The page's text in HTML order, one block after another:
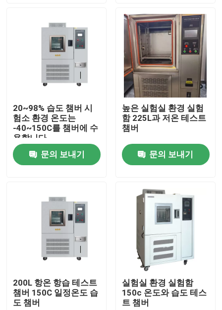
회사 소개
제품 소개
시험소 드라이어 오븐
항온 배양기
냉각 인큐베이터
내후성 챔버
20~98% 습도 챔버 시
험소 환경 온도는
-40~150C를 챔버에 수
용합니다
문의 보내기
높은 실험실 환경 실험
함 225L과 저온 테스트
챔버
문의 보내기
200L 항온 항습 테스트
챔버 150C 일정온도 습
도 챔버
실험실 환경 실험함
150c 온도와 습도 테스
트 챔버